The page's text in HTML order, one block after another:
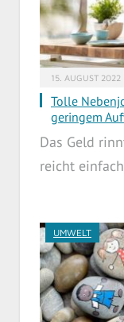
15. AUGUST 2022
Tolle
geringem
Das Geld
reicht
UMWELT